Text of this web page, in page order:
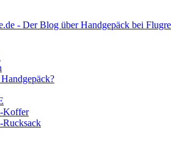
- Der Blog über Handgepäck bei
Koffer
Rucksack